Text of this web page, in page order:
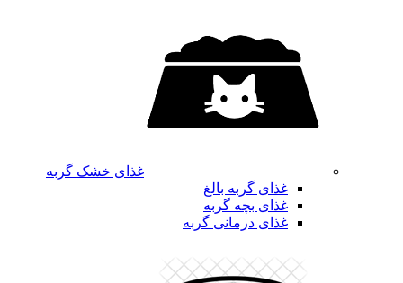
غذای خشک گربه
غذای گربه بالغ
غذای بچه گربه
غذای درمانی گربه